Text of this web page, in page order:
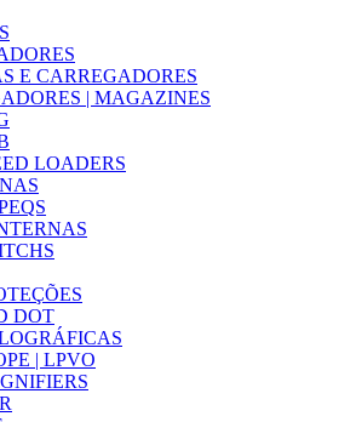
E CARREGADORES
| MAGAZINES
LOADERS
DOT
| LPVO